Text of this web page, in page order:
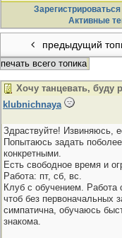
Зарегистрироваться
Активные
предыдущий
печать всего топика
Хочу танцевать, буду
klubnichnaya
Здраствуйте! Извиняюсь,
Попытаюсь задать
конкретными.
Есть свободное время и
Работа: пт, сб, вс.
Клуб с обучением.
чтоб без первоначальных
симпатична, обучаюсь
знакома.